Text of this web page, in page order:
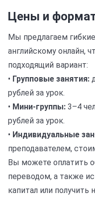
Цены и
Мы предлагаем
английскому онлайн,
подходящий вариант:
• Групповые занятия:
рублей за урок.
• Мини-группы: 3–4
рублей за урок.
• Индивидуальные
преподавателем,
Вы можете оплатить
переводом, а также
капитал или